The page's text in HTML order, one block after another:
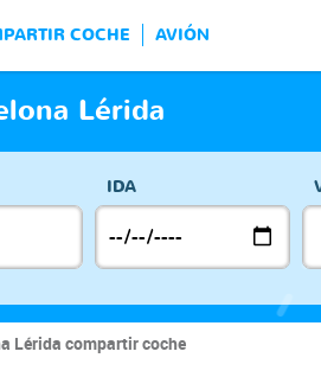
COCHE AVIÓN
Lérida
IDA
Lérida compartir coche